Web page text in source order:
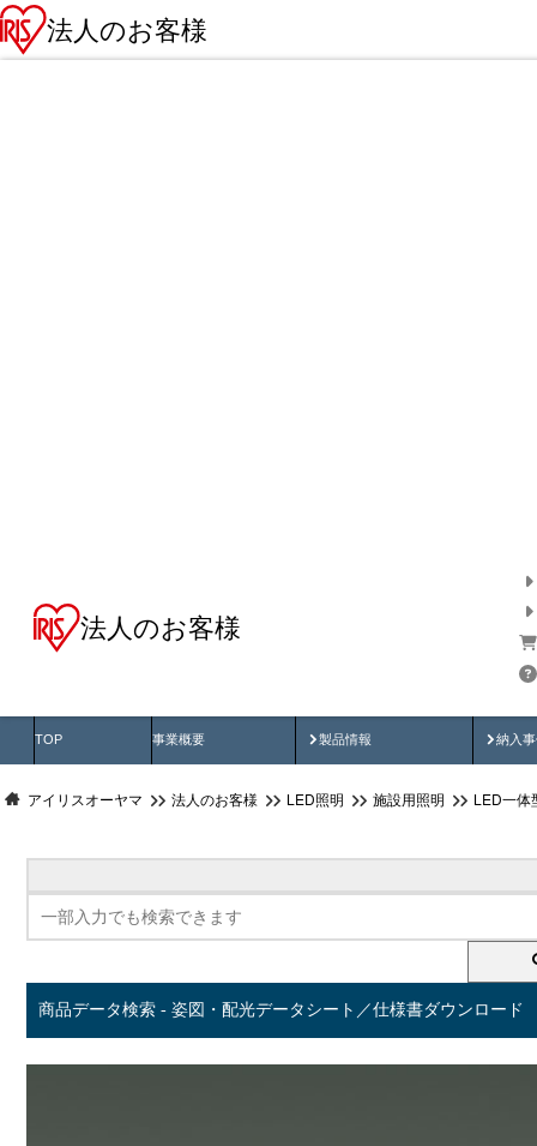
法人のお客様
法人のお客様
TOP 事業概要 製品情報
製品動画 納入
納
アイリスオーヤマ 法人のお客様 LED照明 施設用照明 LED一体
商品データ検索 - 姿図・配光データシート／仕様書ダウンロード